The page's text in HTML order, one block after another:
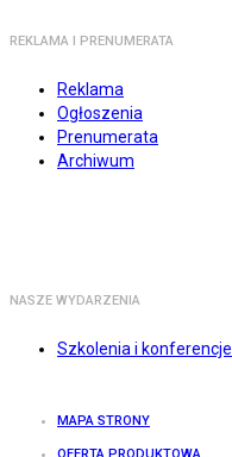
REKLAMA I PRENUMERATA
Reklama
Ogłoszenia
Prenumerata
Archiwum
NASZE WYDARZENIA
Szkolenia i konferencje
MAPA STRONY